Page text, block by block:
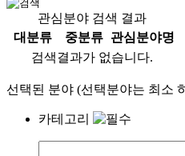
관심분야 검색 결과
대분류
중분류
관심분야명
검색결과가 없습니다.
선택된 분야 (선택분야는 최소
카테고리